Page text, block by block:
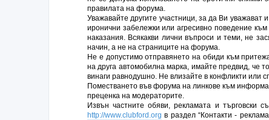
правилата на форума.
Уважавайте другите участници, за да Ви уважават
иронични забележки или агресивно поведение
наказания. Всякакви лични въпроси и теми, не
начин, а не на страниците на форума.
Не е допустимо отправянето на обиди към
на друга автомобилна марка, имайте предвид, че
винаги равнодушно. Не влизайте в конфликти или
Поместването във форума на линкове към
преценка на модераторите.
Извън частните обяви, рекламата и търговски
http://www.clubford.org в раздел “Контакти -